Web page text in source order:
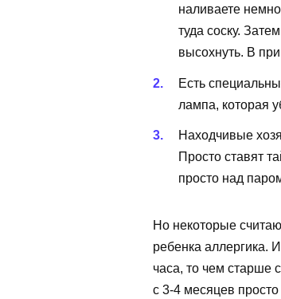
наливаете
туда соску.
высохнуть. В
Есть
лампа, которая
Находчивые
Просто ставят
просто над
Но некоторые
ребенка аллергика.
часа, то чем старше
с 3-4 месяцев